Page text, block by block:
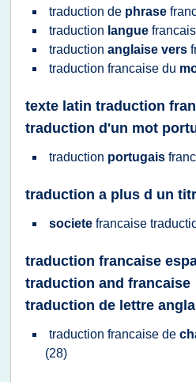
traduction de phrase
traduction langue
traduction anglaise vers
traduction francaise du
texte latin traduction
traduction d'un mot
traduction portugais
traduction a plus d un
societe francaise
traduction francaise
traduction and francaise
traduction de lettre
traduction francaise de
(28)